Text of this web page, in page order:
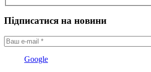
Підписатися на новини
Google